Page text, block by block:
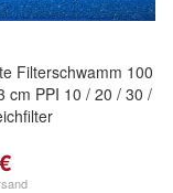
Filterschwamm 100
cm PPI 10 / 20 / 30 /